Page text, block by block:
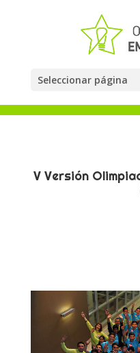
Seleccionar página
V Versión